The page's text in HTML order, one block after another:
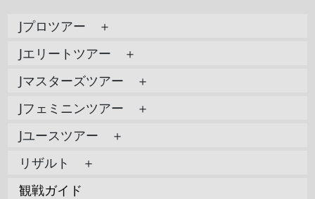
Jプロツアー ＋
Jエリートツアー ＋
Jマスターズツアー ＋
Jフェミニンツアー ＋
Jユースツアー ＋
リザルト ＋
観戦ガイド